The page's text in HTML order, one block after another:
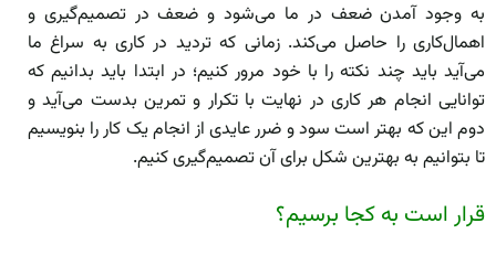
به وجود آمدن ضعف در ما می‌شود و ضعف در تصمیم‌گیری و
اهمال‌کاری را حاصل می‌کند. زمانی که تردید در کاری به سراغ ما
می‌آید باید چند نکته را با خود مرور کنیم؛ در ابتدا باید بدانیم که
توانایی انجام هر کاری در نهایت با تکرار و تمرین بدست می‌آید و
دوم این که بهتر است سود و ضرر عایدی از انجام یک کار را بنویسیم
تا بتوانیم به بهترین شکل برای آن تصمیم‌گیری کنیم.
قرار است به کجا برسیم؟